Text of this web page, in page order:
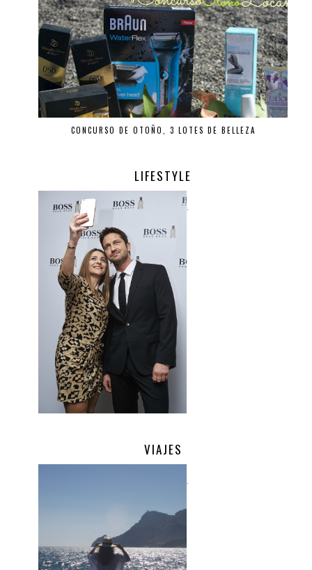
CONCURSO DE OTOÑO, 3 LOTES DE BELLEZA
LIFESTYLE
VIAJES